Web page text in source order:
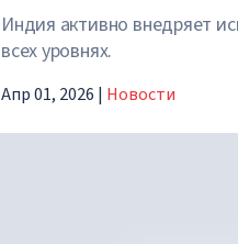
Индия активно внедряет
всех уровнях.
Апр 01, 2026 | Новости